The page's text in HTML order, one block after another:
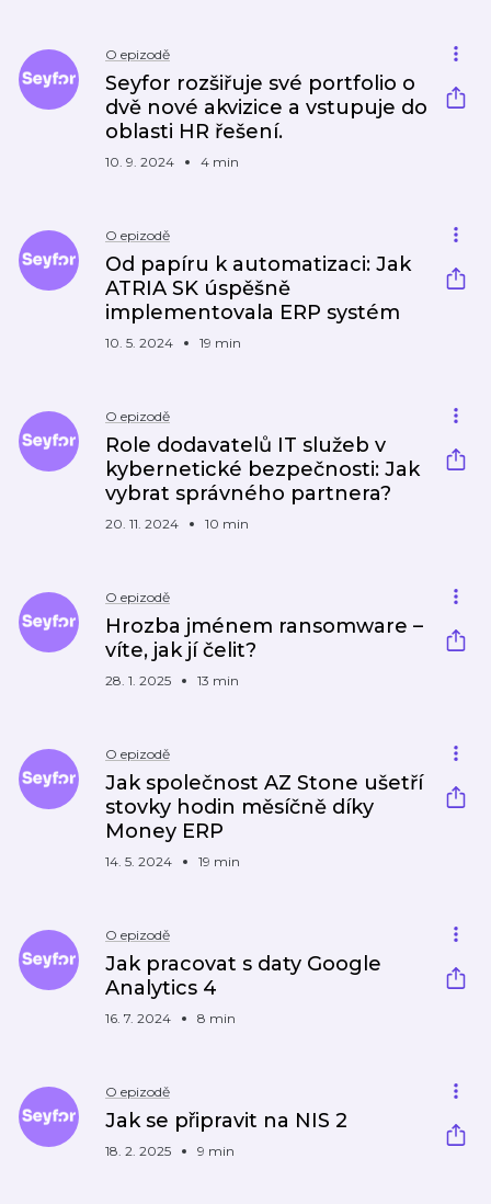
O epizodě
Seyfor rozšiřuje své portfolio o
dvě nové akvizice a vstupuje do
oblasti HR řešení.
10. 9. 2024 4 min
O epizodě
Od papíru k automatizaci: Jak
ATRIA SK úspěšně
implementovala ERP systém
10. 5. 2024 19 min
O epizodě
Role dodavatelů IT služeb v
kybernetické bezpečnosti: Jak
vybrat správného partnera?
20. 11. 2024 10 min
O epizodě
Hrozba jménem ransomware –
víte, jak jí čelit?
28. 1. 2025 13 min
O epizodě
Jak společnost AZ Stone ušetří
stovky hodin měsíčně díky
Money ERP
14. 5. 2024 19 min
O epizodě
Jak pracovat s daty Google
Analytics 4
16. 7. 2024 8 min
O epizodě
Jak se připravit na NIS 2
18. 2. 2025 9 min